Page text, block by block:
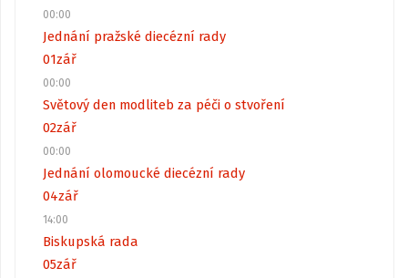
00:00
Jednání pražské diecézní rady
01zář
00:00
Světový den modliteb za péči o stvoření
02zář
00:00
Jednání olomoucké diecézní rady
04zář
14:00
Biskupská rada
05zář